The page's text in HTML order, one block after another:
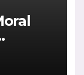
Hi-